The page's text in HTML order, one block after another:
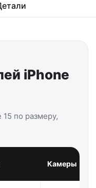
iPhone
по размеру,
Камеры